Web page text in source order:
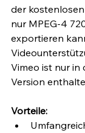
der
nur MPEG-4
exportieren
Vimeo ist nur
Version
Vorteile: